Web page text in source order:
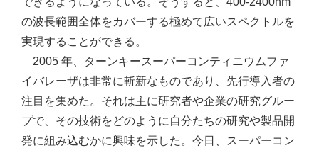
の波長範囲全体をカバーする極めて広いスペクトルを
実現することができる。
2005 年、ターンキースーパーコンティニウムファ
イバレーザは非常に斬新なものであり、先行導入者の
注目を集めた。それは主に研究者や企業の研究グルー
プで、その技術をどのように自分たちの研究や製品開
発に組み込むかに興味を示した。今日、スーパーコン